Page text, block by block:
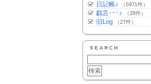
日記帳♪ （5971件）
戯言･･･♪ （28件）
旧Log （27件）
SEARCH